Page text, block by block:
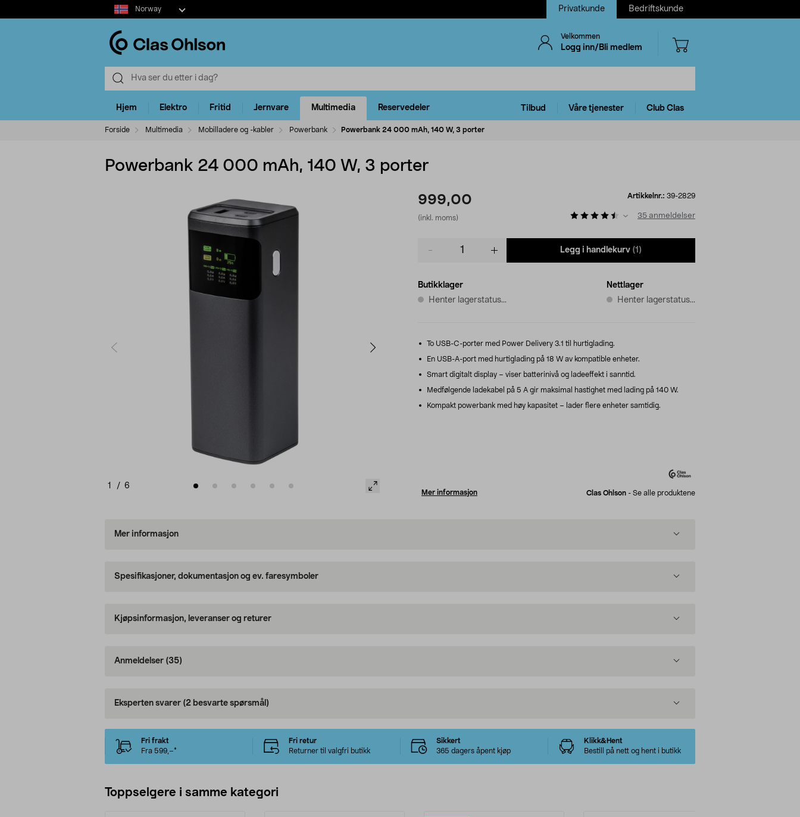
Select
market
Norway Privatkunde Bedriftskunde
Velkommen
Logg inn/Bli medlem
Hjem Elektro Fritid Jernvare Multimedia Reservedeler Tilbud Våre tjenester Club Clas
Forside Multimedia Mobilladere og -kabler Powerbank Powerbank 24 000 mAh, 140 W, 3 porter
Powerbank 24 000 mAh, 140 W, 3 porter
1 / 6
999,00
(inkl. moms)
Artikkelnr.: 39-2829
35 anmeldelser
Legg i handlekurv (1)
Butikklager
Henter lagerstatus...
Nettlager
Henter lagerstatus...
To USB-C-porter med Power Delivery 3.1 til hurtiglading.
En USB-A-port med hurtiglading på 18 W av kompatible enheter.
Smart digitalt display – viser batterinivå og ladeeffekt i sanntid.
Medfølgende ladekabel på 5 A gir maksimal hastighet med lading på 140 W.
Kompakt powerbank med høy kapasitet – lader flere enheter samtidig.
Mer informasjon Clas Ohlson - Se alle produktene
Mer informasjon
Spesifikasjoner, dokumentasjon og ev. faresymboler
Kjøpsinformasjon, leveranser og returer
Anmeldelser (35)
Eksperten svarer (2 besvarte spørsmål)
Fri frakt
Fra 599,–*
Fri retur
Returner til valgfri butikk
Sikkert
365 dagers åpent kjøp
Klikk&Hent
Bestill på nett og hent i butikk
Toppselgere i samme kategori